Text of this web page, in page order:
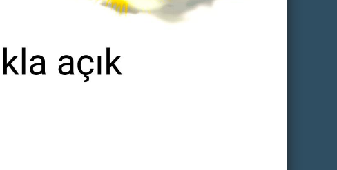
BINKILIÇ HAVA DURUMU
FATIH HAVA DURUMU KEMERBURGAZ HAVA DURUMU
PIRI PAŞA HAVA DURUMU